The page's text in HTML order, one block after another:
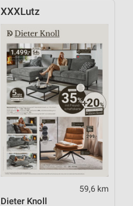
XXXLutz
59,6 km
Dieter Knoll